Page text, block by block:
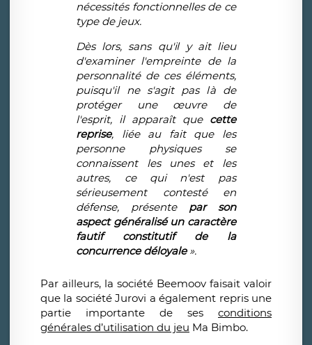
nécessités fonctionnelles de ce
type de jeux.
Dès lors, sans qu'il y ait lieu
d'examiner l'empreinte de la
personnalitéde ces éléments,
puisqu'il ne s'agit pas làde
protéger une œuvre de
l'esprit, il apparaît que cette
reprise, liée au fait que les
personne physiques se
connaissent les unes et les
autres, ce qui n'est pas
sérieusement contestéen
défense, présente par son
aspect généraliséun caractère
fautif constitutif de la
concurrence déloyale».
Par ailleurs, la société Beemoov faisait valoir
que la société Jurovi a également repris une
partie importante de ses conditions
générales d’utilisation du jeu Ma Bimbo.